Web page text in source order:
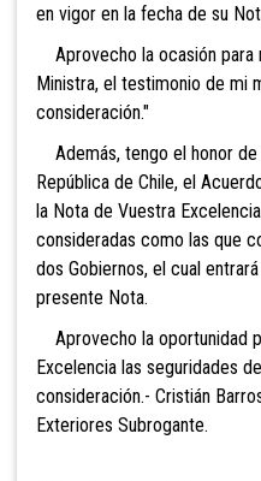
en vigor en la fecha de su
Aprovecho la ocasión para
Ministra, el testimonio de mi
consideración."
Además, tengo el honor
República de Chile, el
la Nota de Vuestra
consideradas como las que
dos Gobiernos, el cual
presente Nota.
Aprovecho la oportunidad
Excelencia las seguridades
consideración.- Cristián
Exteriores Subrogante.